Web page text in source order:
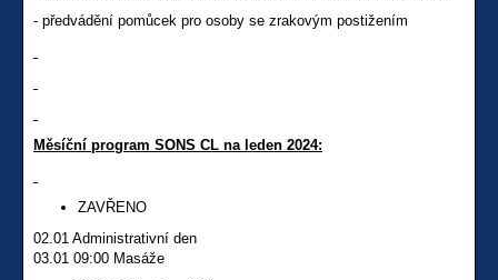
- předvádění pomůcek pro osoby se zrakovým postižením
Měsíční program SONS CL na leden 2024:
ZAVŘENO
02.01 Administrativní den
03.01 09:00 Masáže